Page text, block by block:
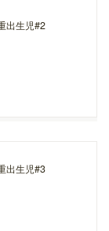
出生児#2
出生児#3